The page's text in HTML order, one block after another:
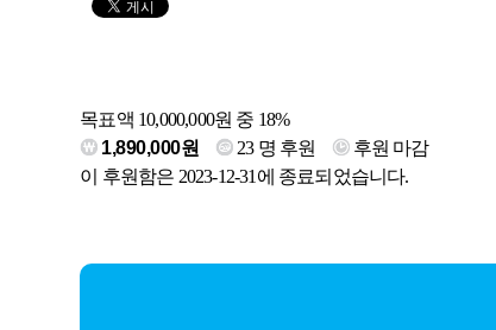
목표액 10,000,000원 중 18%
1,890,000원
23명 후원
후원 마감
이 후원함은 2023-12-31에 종료되었습니다.